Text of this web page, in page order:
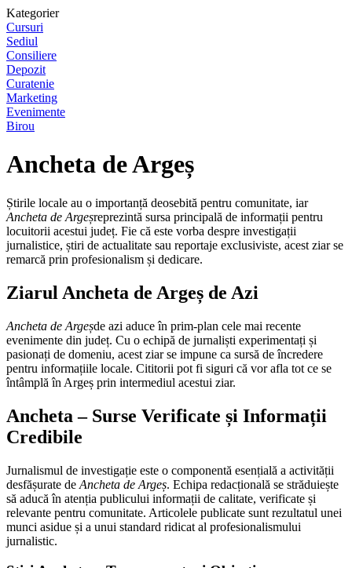
Kategorier
Cursuri
Sediul
Consiliere
Depozit
Curatenie
Marketing
Evenimente
Birou
Ancheta de Argeș
Știrile locale au o importanță deosebită pentru comunitate, iar
Ancheta de Argeșreprezintă sursa principală de informații pentru
locuitorii acestui județ. Fie că este vorba despre investigații
jurnalistice, știri de actualitate sau reportaje exclusiviste, acest ziar se
remarcă prin profesionalism și dedicare.
Ziarul Ancheta de Argeș de Azi
Ancheta de Argeșde azi aduce în prim-plan cele mai recente
evenimente din județ. Cu o echipă de jurnaliști experimentați și
pasionați de domeniu, acest ziar se impune ca sursă de încredere
pentru informațiile locale. Cititorii pot fi siguri că vor afla tot ce se
întâmplă în Argeș prin intermediul acestui ziar.
Ancheta – Surse Verificate și Informații
Credibile
Jurnalismul de investigație este o componentă esențială a activității
desfășurate de Ancheta de Argeș. Echipa redacțională se străduiește
să aducă în atenția publicului informații de calitate, verificate și
relevante pentru comunitate. Articolele publicate sunt rezultatul unei
munci asidue și a unui standard ridicat al profesionalismului
jurnalistic.